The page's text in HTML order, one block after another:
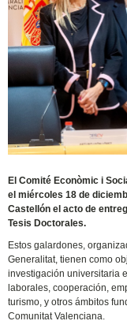
El Comité Econòmic i
el miércoles 18 de
Castellón el acto de
Tesis Doctorales.
Estos galardones,
Generalitat, tienen como
investigación universitaria
laborales, cooperación,
turismo, y otros ámbitos
Comunitat Valenciana.